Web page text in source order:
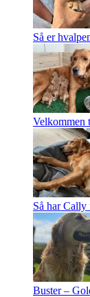
Så er
Velkommen
Så har Cally
Buster –